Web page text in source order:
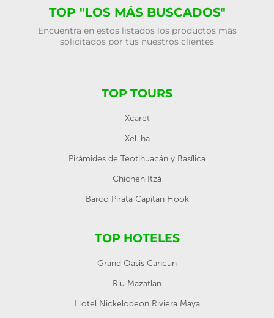
TOP "LOS MÁS BUSCADOS"
Encuentra en estos listados los productos más
solicitados por tus nuestros clientes
TOP TOURS
Xcaret
Xel-ha
Pirámides de Teotihuacán y Basílica
Chichén Itzá
Barco Pirata Capitan Hook
TOP HOTELES
Grand Oasis Cancun
Riu Mazatlan
Hotel Nickelodeon Riviera Maya